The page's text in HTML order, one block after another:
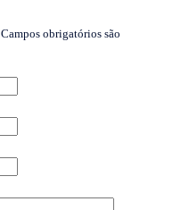
Campos obrigatórios são